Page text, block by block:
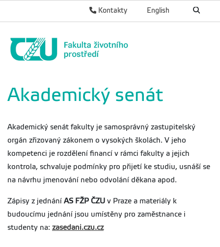
English
Kontakty
Akademický senát
Akademický senát fakulty je samosprávný zastupitelský
orgán zřizovaný zákonem o vysokých školách. V jeho
kompetenci je rozdělení financí v rámci fakulty a jejich
kontrola, schvaluje podmínky pro přijetí ke studiu, usnáší se
na návrhu jmenování nebo odvolání děkana apod.
Zápisy z jednání AS FŽP ČZU v Praze a materiály k
budoucímu jednání jsou umístěny pro zaměstnance i
studenty na: zasedani.czu.cz